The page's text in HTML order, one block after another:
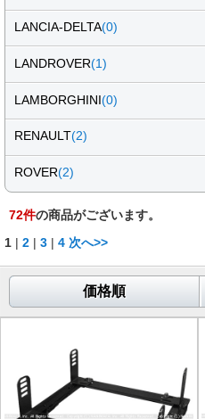
LANCIA-DELTA(0)
LANDROVER(1)
LAMBORGHINI(0)
RENAULT(2)
ROVER(2)
72件の商品がございます。
1 | 2 | 3 | 4 次へ>>
価格順